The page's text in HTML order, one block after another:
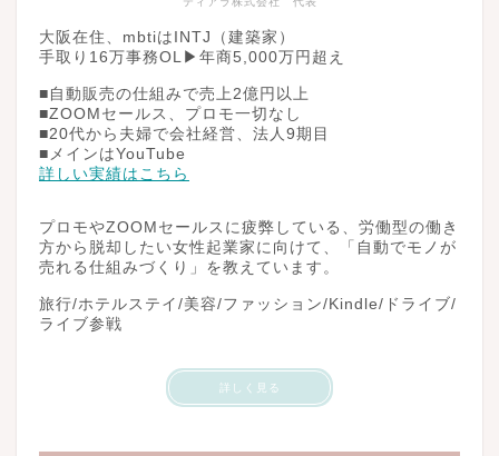
大阪在住、mbtiはINTJ（建築家）
手取り16万事務OL▶︎年商5,000万円超え
■自動販売の仕組みで売上2億円以上
■ZOOMセールス、プロモ一切なし
■20代から夫婦で会社経営、法人9期目
■メインはYouTube
詳しい実績はこちら
プロモやZOOMセールスに疲弊している、労働型の働き
方から脱却したい女性起業家に向けて、「自動でモノが
売れる仕組みづくり」を教えています。
旅行/ホテルステイ/美容/ファッション/Kindle/ドライブ/
ライブ参戦
詳しく見る